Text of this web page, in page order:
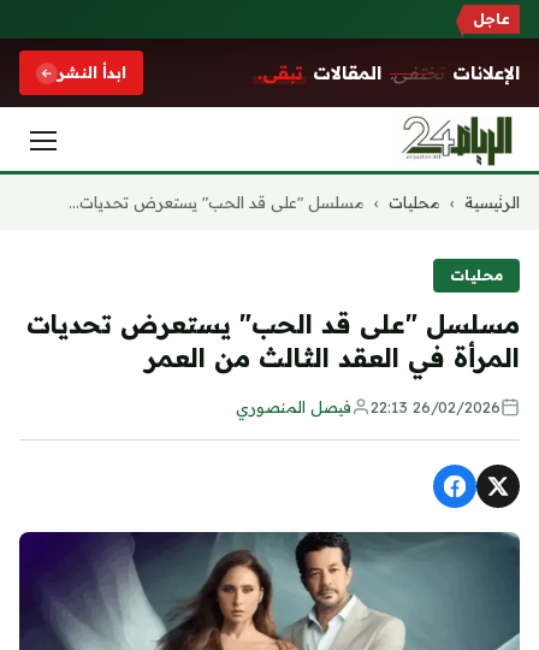
عاجل
الإعلانات تختفي. المقالات تبقى. ابدأ النشر
التجاوز
الرئيسية › محليات › مسلسل "على قد الحب" يستعرض تحديات...
محليات
مسلسل "على قد الحب" يستعرض تحديات
المرأة في العقد الثالث من العمر
26/02/2026 22:13 فيصل المنصوري